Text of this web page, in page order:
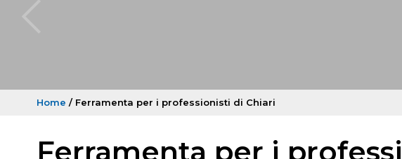
Home / Ferramenta per i professionisti di Chiari
Ferramenta per i